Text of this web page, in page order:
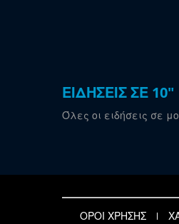
ΕΙΔΗΣΕΙΣ ΣΕ 10"
Όλες οι ειδήσεις σε
ΟΡΟΙ ΧΡΗΣΗΣ